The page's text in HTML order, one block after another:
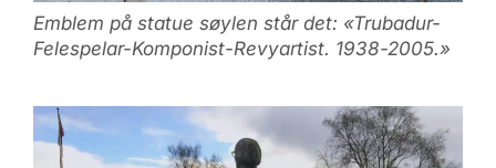
Emblem på statue søylen står det: «Trubadur-
Felespelar-Komponist-Revyartist. 1938-2005.»